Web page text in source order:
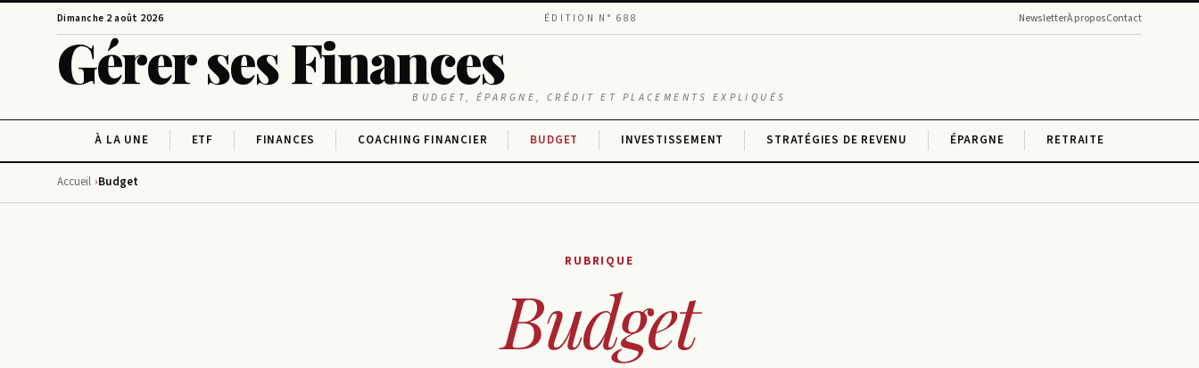
Dimanche 2 août 2026 ÉDITION N° 688 NewsletterÀ proposContact
Gérer ses Finances
BUDGET, ÉPARGNE, CRÉDIT ET PLACEMENTS EXPLIQUÉS
À LA UNE ETF FINANCES COACHING FINANCIER BUDGET INVESTISSEMENT STRATÉGIES DE REVENU ÉPARGNE RETRAITE
Accueil Budget
RUBRIQUE
Budget